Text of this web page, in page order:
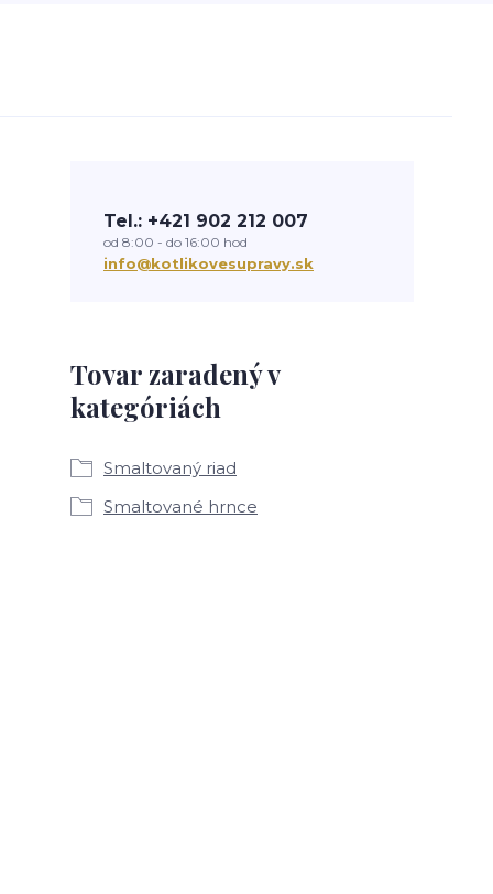
Tovar zaradený v
kategóriách
Smaltovaný riad
Smaltované hrnce
Tel.: +421 902 212 007
od 8:00 - do 16:00 hod
info@kotlikovesupravy.sk